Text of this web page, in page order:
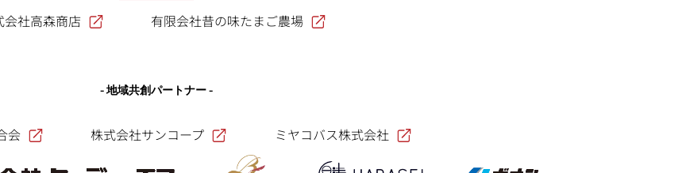
会社高森商店 有限会社昔の味たまご農場
- 地域共創パートナー -
会 株式会社サンコープ ミヤコバス株式会社